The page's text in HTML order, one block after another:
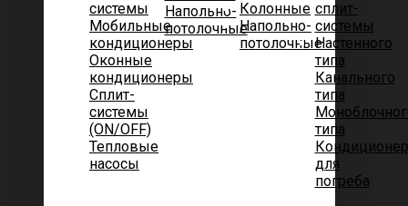
системы
Мобильные
кондиционеры
Оконные
кондиционеры
Сплит-
системы
(ON/OFF)
Тепловые
насосы
Напольно-
потолочные
Колонные
Напольно-
потолочные
сплит-
системы
Настенного
типа
Канального
типа
типа
для
погреба